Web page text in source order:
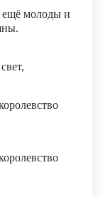
молоды и